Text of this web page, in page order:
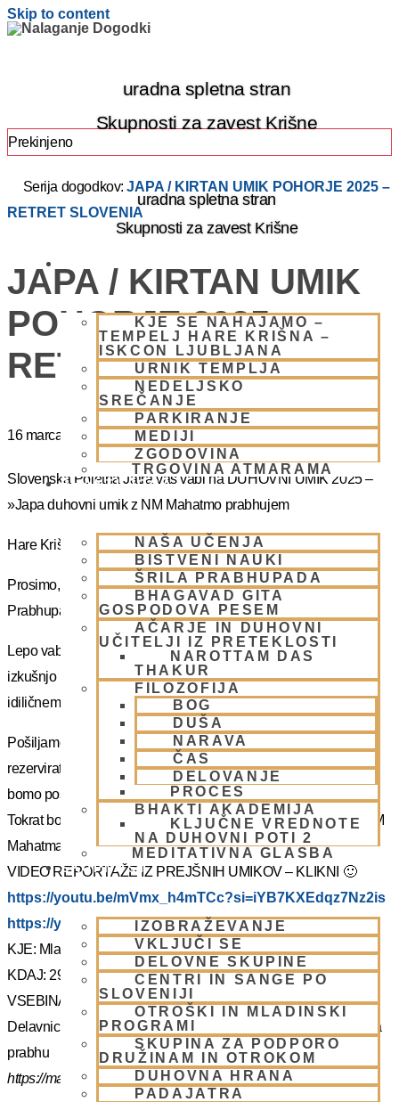
Skip to content
uradna spletna stran
Skupnosti za zavest Krišne
uradna spletna stran
Skupnosti za zavest Krišne
KJE SE NAHAJAMO –
TEMPELJ HARE KRIŠNA –
ISKCON LJUBLJANA
URNIK TEMPLJA
NEDELJSKO
SREČANJE
PARKIRANJE
MEDIJI
ZGODOVINA
TRGOVINA ATMARAMA
BHAKTI JOGA
NAŠA UČENJA
BISTVENI NAUKI
ŠRILA PRABHUPADA
BHAGAVAD GITA
GOSPODOVA PESEM
AČARJE IN DUHOVNI
UČITELJI IZ PRETEKLOSTI
NAROTTAM DAS
THAKUR
FILOZOFIJA
BOG
DUŠA
NARAVA
ČAS
DELOVANJE
PROCES
BHAKTI AKADEMIJA
KLJUČNE VREDNOTE
NA DUHOVNI POTI 2
MEDITATIVNA GLASBA
SKUPNOST
IZOBRAŽEVANJE
VKLJUČI SE
DELOVNE SKUPINE
CENTRI IN SANGE PO
SLOVENIJI
OTROŠKI IN MLADINSKI
PROGRAMI
SKUPINA ZA PODPORO
DRUŽINAM IN OTROKOM
DUHOVNA HRANA
PADAJATRA
Prekinjeno
Serija dogodkov:JAPA / KIRTAN UMIK POHORJE 2025 –
RETRET SLOVENIA
JAPA / KIRTAN UMIK
POHORJE 2025 –
RETRET SLOVENIA
16 marca
Slovenska Poletna Jatra vas vabi na DUHOVNI UMIK 2025 –
»Japa duhovni umik z NM Mahatmo prabhujem
Hare Krišna, dragi bhakte!
Prosimo, sprejmite naše ponižno spoštovanje! Vsa slava Šrila
Prabhupadu!
Lepo vabljeni na 5-dnevno nepozabno transcendentalno
izkušnjo na DUHOVNI UMIK, ki bo potekal sredi gozdov na
idiličnem Pohorju.
Pošiljamo vam samo osnovno informacijo tako da si lahko
rezervirate dopust. Več podatkov in možnost za prijavo vam
bomo poslal kasneje.
Tokrat bo z nami Šrila Prabhupadov učenec, duhovni učitelj NM
Mahatma prabhu. Redka priložnost, ki jo ne velja izpustiti.
VIDEO REPORTAŽE IZ PREJŠNIH UMIKOV – KLIKNI 🙂
https://youtu.be/mVmx_h4mTCc?si=iYB7KXEdqz7Nz2is
https://youtu.be/AziuZJyrho4?si=Zr5a_H8Hj-X888vW
KJE: Mladinski dom na Smolniku (mariborsko Pohorje)
KDAJ: 29.7.- 2.8.2025 (od torka do sobote)
VSEBINA:
Delavnice in bo vodil, Šrila Prabhupadov učenec NM Mahatma
prabhu
https://mahatmadas.com